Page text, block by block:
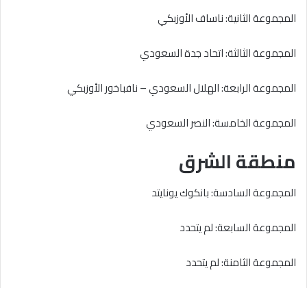
المجموعة الثانية: ناساف الأوزبكي
المجموعة الثالثة: اتحاد جدة السعودي
المجموعة الرابعة: الهلال السعودي – نافباخور الأوزبكي
المجموعة الخامسة: النصر السعودي
منطقة الشرق
المجموعة السادسة: بانكوك يونايتد
المجموعة السابعة: لم يتحدد
المجموعة الثامنة: لم يتحدد